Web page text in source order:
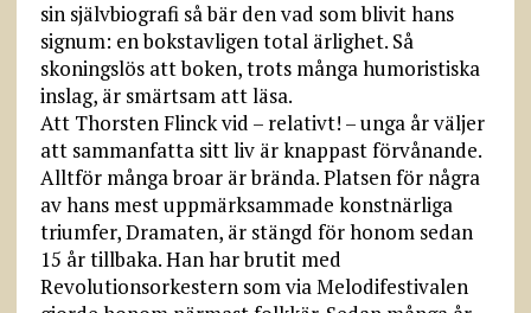
sin självbiografi så bär den vad som blivit hans
signum: en bokstavligen total ärlighet. Så
skoningslös att boken, trots många humoristiska
inslag, är smärtsam att läsa.
Att Thorsten Flinck vid – relativt! – unga år väljer
att sammanfatta sitt liv är knappast förvånande.
Alltför många broar är brända. Platsen för några
av hans mest uppmärksammade konstnärliga
triumfer, Dramaten, är stängd för honom sedan
15 år tillbaka. Han har brutit med
Revolutionsorkestern som via Melodifestivalen